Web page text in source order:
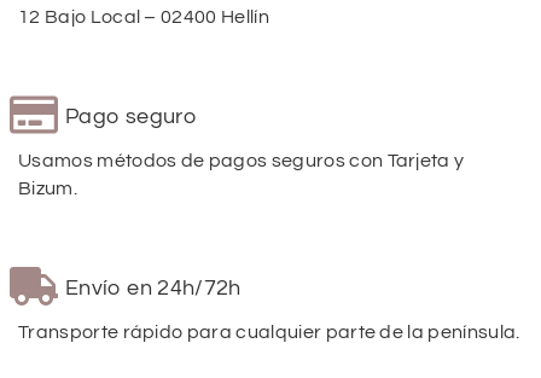
12 Bajo Local – 02400 Hellín
Pago seguro
Usamos métodos de pagos seguros con Tarjeta y
Bizum.
Envío en 24h/72h
Transporte rápido para cualquier parte de la península.